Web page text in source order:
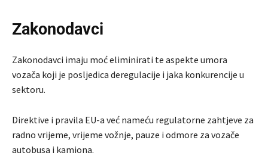
Zakonodavci
Zakonodavci imaju moć eliminirati te aspekte umora
vozača koji je posljedica deregulacije i jaka konkurencije u
sektoru.
Direktive i pravila EU-a već nameću regulatorne zahtjeve za
radno vrijeme, vrijeme vožnje, pauze i odmore za vozače
autobusa i kamiona.